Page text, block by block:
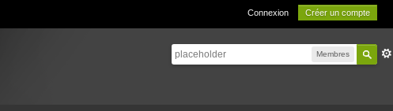
Connexion Créer un compte
Membres